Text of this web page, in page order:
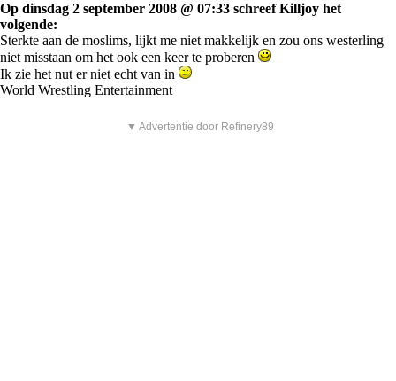
Op dinsdag 2 september 2008 @ 07:33 schreef Killjoy het
volgende:
Sterkte aan de moslims, lijkt me niet makkelijk en zou ons westerling
niet misstaan om het ook een keer te proberen
Ik zie het nut er niet echt van in
World Wrestling Entertainment
▼ Advertentie door Refinery89